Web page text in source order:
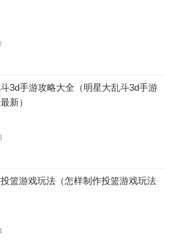
3d手游攻略大全（明星大乱斗3d手游
新）
篮游戏玩法（怎样制作投篮游戏玩法